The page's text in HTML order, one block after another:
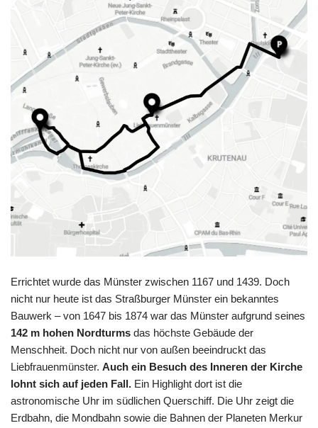
Errichtet wurde das Münster zwischen 1167 und 1439. Doch
nicht nur heute ist das Straßburger Münster ein bekanntes
Bauwerk – von 1647 bis 1874 war das Münster aufgrund seines
142 m hohen Nordturms das höchste Gebäude der
Menschheit. Doch nicht nur von außen beeindruckt das
Liebfrauenmünster. Auch ein Besuch des Inneren der Kirche
lohnt sich auf jeden Fall. Ein Highlight dort ist die
astronomische Uhr im südlichen Querschiff. Die Uhr zeigt die
Erdbahn, die Mondbahn sowie die Bahnen der Planeten Merkur